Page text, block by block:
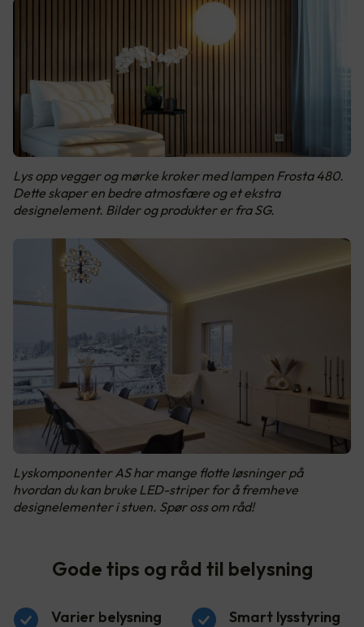
Lys opp vegger og mørke kroker med lampen Frosta 480.
Dette skaper en bedre atmosfære og et ekstra
designelement. Bilder og produkter er fra SG.
Lyskomponenter AS har mange flotte løsninger på
hvordan du kan bruke LED-striper for å fremheve
designelementer i stuen. Spør oss om råd!
Gode tips og råd til belysning
Varier belysning Smart lysstyring